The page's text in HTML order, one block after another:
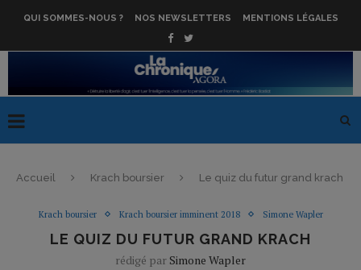
QUI SOMMES-NOUS ? NOS NEWSLETTERS MENTIONS LÉGALES
Accueil Krach boursier Le quiz du futur grand krach
Krach boursier Krach boursier imminent 2018 Simone Wapler
LE QUIZ DU FUTUR GRAND KRACH
rédigé par Simone Wapler